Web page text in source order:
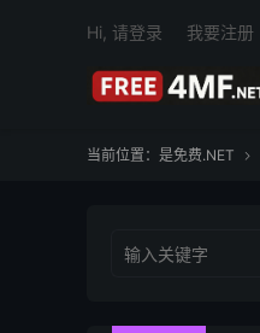
Hi, 请登录 我要注册
当前位置： 是免费.NET 